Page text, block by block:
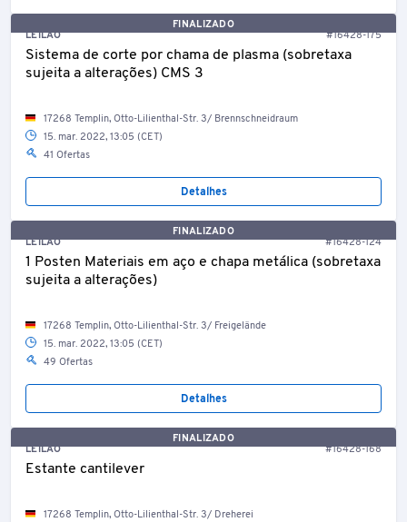
FINALIZADO
LEILÃO
#16428-175
Sistema de corte por chama de plasma (sobretaxa
sujeita a alterações) CMS 3
17268 Templin, Otto-Lilienthal-Str. 3/ Brennschneidraum
15. mar. 2022, 13:05 (CET)
41 Ofertas
Detalhes
FINALIZADO
LEILÃO
#16428-124
1 Posten Materiais em aço e chapa metálica (sobretaxa
sujeita a alterações)
17268 Templin, Otto-Lilienthal-Str. 3/ Freigelände
15. mar. 2022, 13:05 (CET)
49 Ofertas
Detalhes
FINALIZADO
LEILÃO
#16428-168
Estante cantilever
17268 Templin, Otto-Lilienthal-Str. 3/ Dreherei